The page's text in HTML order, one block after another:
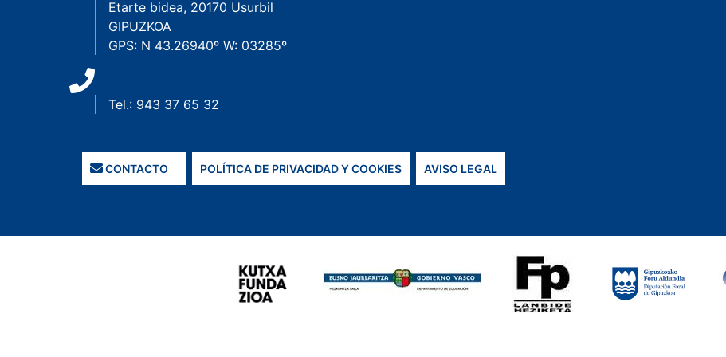
Etarte bidea, 20170 Usurbil
GIPUZKOA
GPS: N 43.26940º W: 03285º
Tel.: 943 37 65 32
CONTACTO POLÍTICA DE PRIVACIDAD Y COOKIES AVISO LEGAL